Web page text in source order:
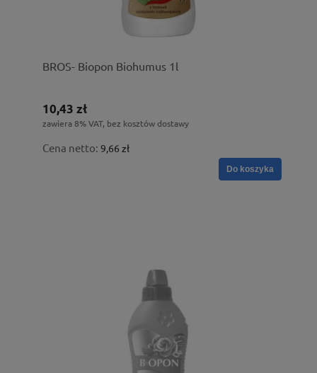
BROS- Biopon Biohumus 1l
10,43 zł
zawiera 8% VAT, bez kosztów dostawy
Cena netto: 9,66 zł
Do koszyka